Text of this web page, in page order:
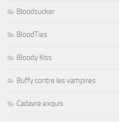
Bloodsucker
BloodTies
Bloody Kiss
Buffy contre les vampires
Cadavre exquis